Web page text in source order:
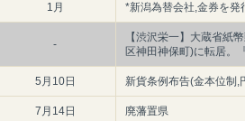
1月 *新潟為替会社,金券を発
-
【渋沢栄一】大蔵省紙
区神田神保町)に転居。
5月10日 新貨条例布告(金本位制,
7月14日 廃藩置県